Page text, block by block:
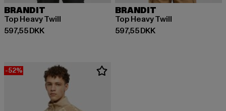
BRANDIT
Top Heavy Twill
597,55 DKK
Nuværende pris: 597,55 DKK
BRANDIT
Top Heavy Twill
597,55 DKK
Nuværende pris: 597,55 DKK
-52%